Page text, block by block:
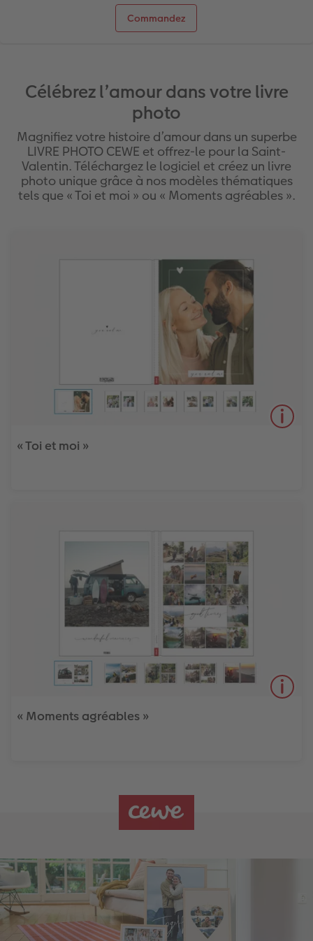
Commandez
Célébrez l’amour dans votre livre
photo
Magnifiez votre histoire d’amour dans un superbe
LIVRE PHOTO CEWE et offrez-le pour la Saint-
Valentin. Téléchargez le logiciel et créez un livre
photo unique grâce à nos modèles thématiques
tels que « Toi et moi » ou « Moments agréables ».
« Toi et moi »
« Moments agréables »